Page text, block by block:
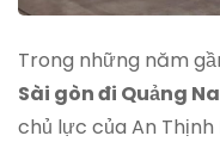
Trong những năm
Sài gòn đi Quảng
chủ lực của An